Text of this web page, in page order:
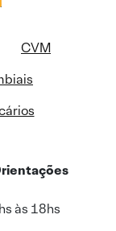
CVM
às 18hs